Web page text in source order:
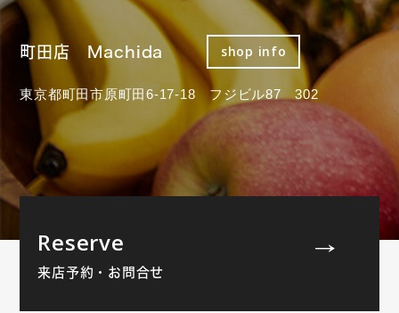
町田店 Machida shop info
東京都町田市原町田6-17-18 フジビル87 302
Reserve
来店予約・お問合せ